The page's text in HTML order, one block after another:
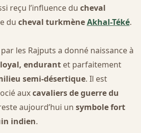
reçu l’influence du cheval
du cheval turkmèneAkhal-Téké.
les Rajputs a donné naissance à
endurantet parfaitement
semi-désertique. Il est
auxcavaliers de guerre du
aujourd’hui un symbole fort
indien.